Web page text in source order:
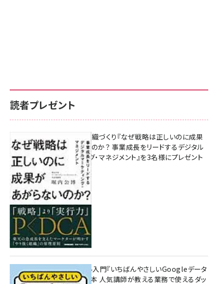
読者プレゼント
成果を生む組織づくり『なぜ戦略は正しいのに成果
があがらないのか？ 事業成長をリードするデジタル
マーケティング・マネジメント』を3名様にプレゼント
10:00
無料BIツール入門『いちばんやさしいGoogleデータ
ポータルの教本 人気講師が教える業務で使えるダッ